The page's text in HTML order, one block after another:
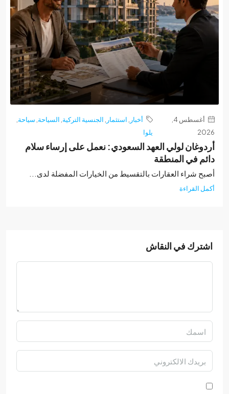
أغسطس 4,
,استثمار الجنسية التركية,السياحة سياحة,
لولي العهد السعودي: نعمل على إرساء سلام
في المنطقة
شراء العقارات بالتقسيط من الخيارات المفضلة لدى...
القراءة
في النقاش